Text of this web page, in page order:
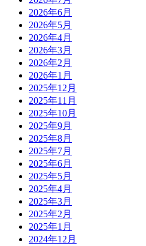
2026年6月
2026年5月
2026年4月
2026年3月
2026年2月
2026年1月
2025年12月
2025年11月
2025年10月
2025年9月
2025年8月
2025年7月
2025年6月
2025年5月
2025年4月
2025年3月
2025年2月
2025年1月
2024年12月